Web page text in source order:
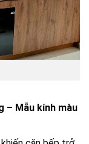
– Mẫu kính màu